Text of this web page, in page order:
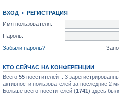
ВХОД • РЕГИСТРАЦИЯ
Имя пользователя:
Пароль:
Забыли пароль?
КТО СЕЙЧАС НА КОНФЕРЕНЦИИ
Всего 55 посетителей :: 3
активности пользователей за последние 2
Больше всего посетителей (1741 ) здесь